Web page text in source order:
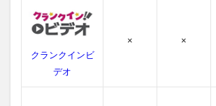
ラー
の字
画
クランクインビ
デオ
× ×